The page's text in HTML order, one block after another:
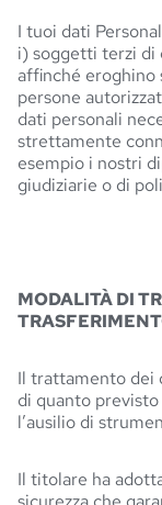
I tuoi dati
i) soggetti terzi di
affinché eroghino
persone
dati personali
strettamente
esempio i nostri
giudiziarie o di
MODALITÀ DI
Il trattamento dei
di quanto
l’ausilio di
Il titolare ha